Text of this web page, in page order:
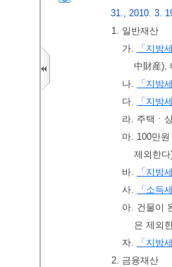
31., 2010. 3.
1. 일반재산
가.
「지방
中財産),
나.
「지방
다.
「지방
라. 주택ㆍ
마. 100만
제외한
바.
「지방
사.
「소득
아. 건물이
은 제외
자.
「지방
2. 금융재산